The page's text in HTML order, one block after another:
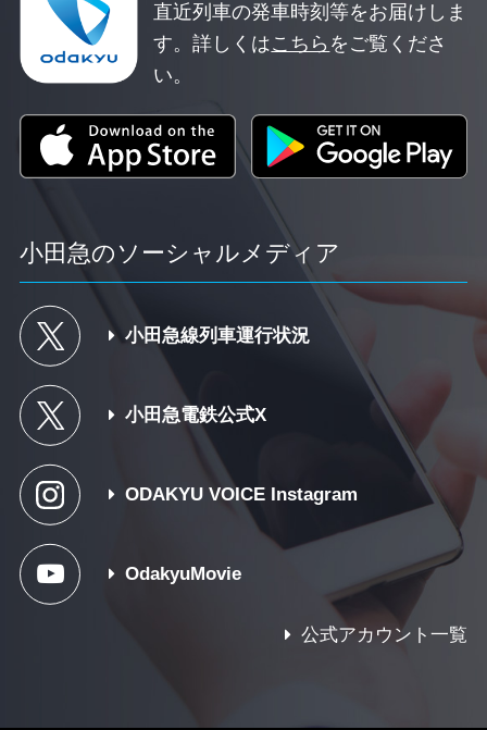
直近列車の発車時刻等をお届けしま
す。詳しくはこちら をご覧くださ
い。
小田急のソーシャルメディア
小田急線列車運行状況
小田急電鉄公式X
ODAKYU VOICE Instagram
OdakyuMovie
公式アカウント一覧